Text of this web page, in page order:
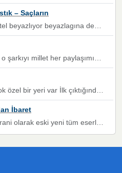
– Saçların
günler bir bir geçiyor geçen günlere değil sensiz geçen günlere darılıyorum,Dinledikce asla kavusamayacagim ama asla unutamicagim sevdiğim adam için yanar içim
bu enteresan bir şekilde dillere dolanıyor millet olarak seviyoruz dertlerle boğuşurken bir yandan da göbek atmayi))) diyeceklerim bu kadar güzel hoş bir sayfa emeğinize sağlık arkadaşlar kolay gelsin
oldum günlük Ben de 3-5 kere dinleyip ezberleyip artık ilahiye bende eşlik ediyorum yüksek sesle Allah razı olsun hizmet nimettir Rabbim sizin zahmetlerinize de hayırlı nimetler versin Selam ve dua ile Allah'a emanet olun
İbaret
birisiyim, emeğine saygı duyan gönül veren bunu en güzel şekilde sevenlerine ulaştıran siz değerli sayfa yöneticilerine de teşekkür ederim